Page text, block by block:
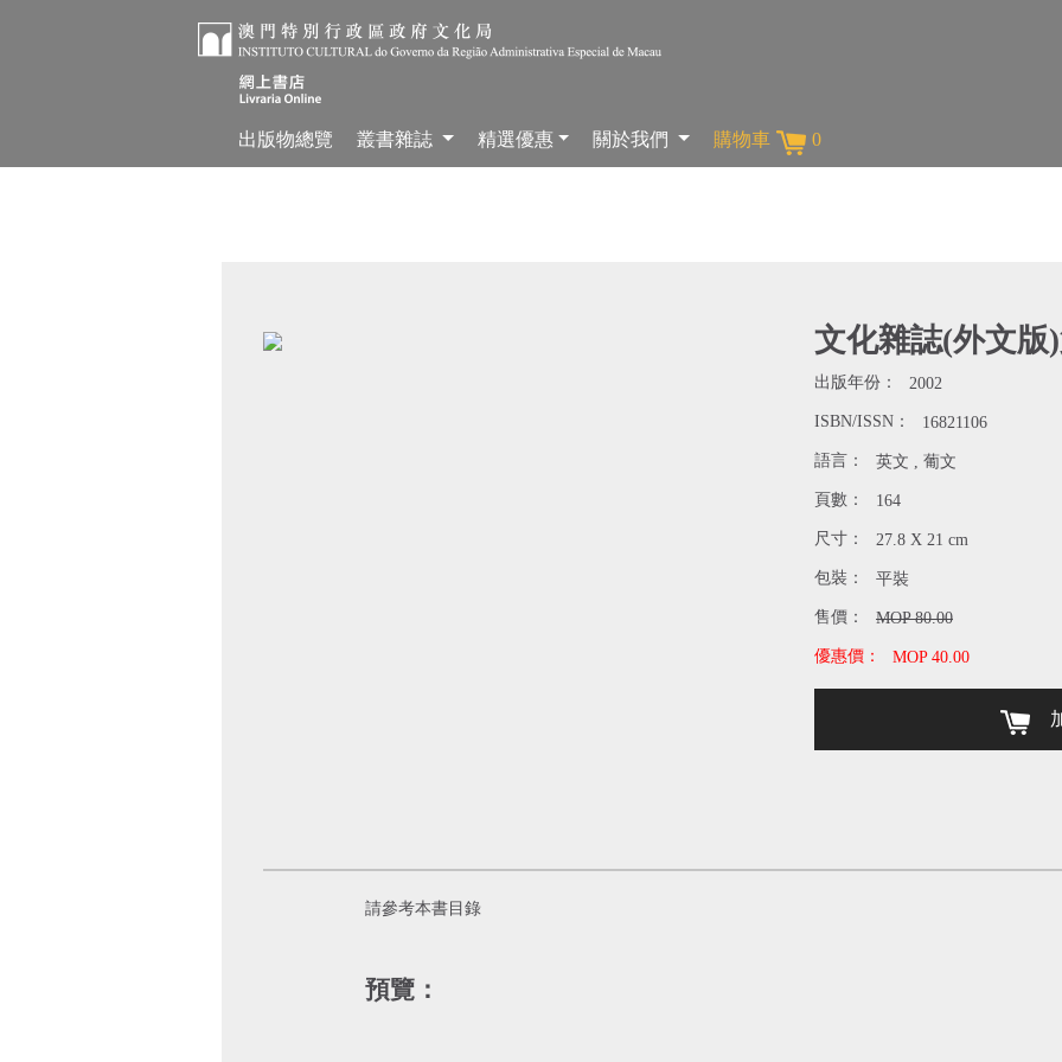
出版物總覽 叢書雜誌 精選優惠 關於我們 購物車 0
文化雜誌(外文版
出版年份： 2002
ISBN/ISSN： 16821106
語言： 英文 , 葡文
頁數： 164
尺寸： 27.8 X 21 cm
包裝： 平裝
售價： MOP 80.00
優惠價： MOP 40.00
請參考本書目錄
預覽：